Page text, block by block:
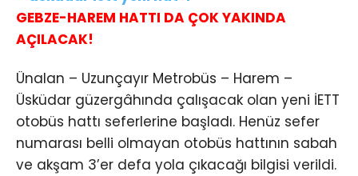
GEBZE-HAREM HATTI DA ÇOK YAKINDA
AÇILACAK!
Ünalan – Uzunçayır Metrobüs – Harem –
Üsküdar güzergâhında çalışacak olan yeni İETT
otobüs hattı seferlerine başladı. Henüz sefer
numarası belli olmayan otobüs hattının sabah
ve akşam 3’er defa yola çıkacağı bilgisi verildi.